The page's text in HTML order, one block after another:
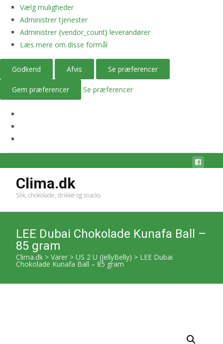
Vælg muligheder
Administrer tjenester
Administrer {vendor_count} leverandører
Læs mere om disse formål
Godkend Afvis Se præferencer
Gem præferencer Se præferencer
Clima.dk
Slik, chokolade, drikke og snacks
LEE Dubai Chokolade Kunafa Ball –
85 gram
Clima.dk > Varer > US 2 U (JellyBelly) > LEE Dubai
Chokolade Kunafa Ball – 85 gram